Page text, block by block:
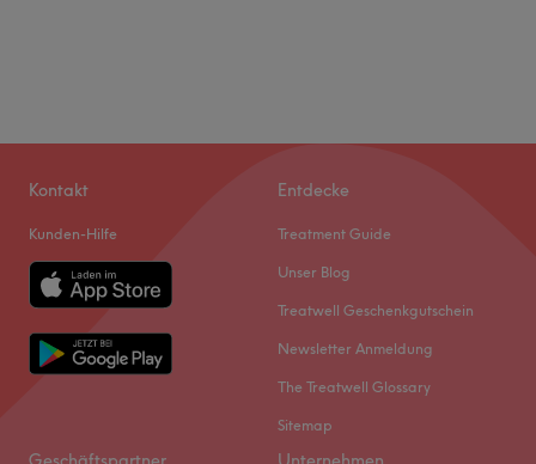
Kontakt
Kunden-Hilfe
Entdecke
Treatment Guide
Unser Blog
Treatwell Geschenkgutschein
Newsletter Anmeldung
The Treatwell Glossary
Sitemap